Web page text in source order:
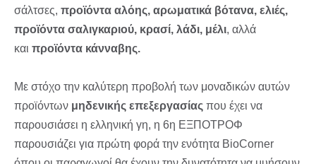
σάλτσες, προϊόντα αλόης, αρωματικά βότανα, ελιές,
προϊόντα σαλιγκαριού, κρασί, λάδι, μέλι, αλλά
και προϊόντα κάνναβης.
Με στόχο την καλύτερη προβολή των μοναδικών αυτών
προϊόντων μηδενικής επεξεργασίας που έχει να
παρουσιάσει η ελληνική γη, η 6η ΕΞΠΟΤΡΟΦ
παρουσιάζει για πρώτη φορά την ενότητα BioCorner